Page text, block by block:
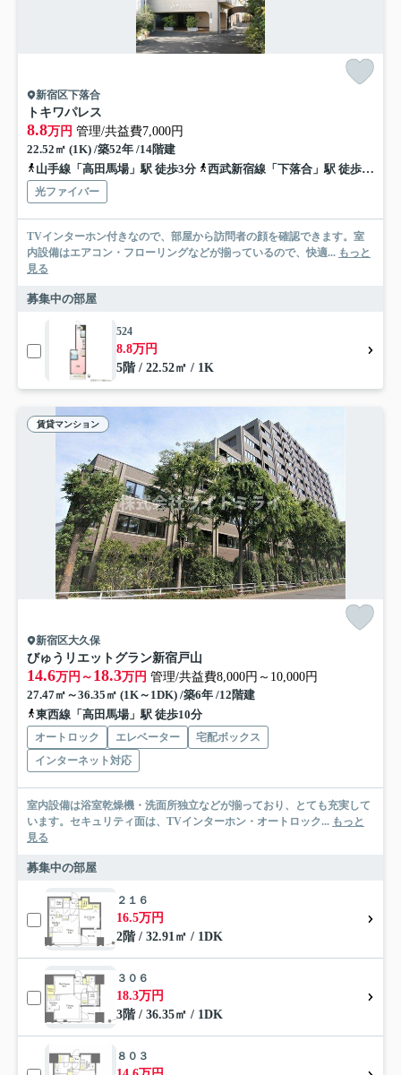
新宿区下落合
トキワパレス
8.8万円 管理/共益費7,000円
22.52㎡ (1K) /築52年 /14階建
山手線「高田馬場」駅 徒歩3分
西武新宿線「下落合」駅 徒歩11分
光ファイバー
TVインターホン付きなので、部屋から訪問者の顔を確認できます。室
内設備はエアコン・フローリングなどが揃っているので、快適... もっと
見る
募集中の部屋
524
8.8万円
5階 / 22.52㎡ / 1K
賃貸マンション
新宿区大久保
びゅうリエットグラン新宿戸山
14.6万円～ 18.3万円 管理/共益費8,000円～10,000円
27.47㎡～36.35㎡ (1K～1DK) /築6年 /12階建
東西線「高田馬場」駅 徒歩10分
オートロック エレベーター
宅配ボックス
インターネット対応
室内設備は浴室乾燥機・洗面所独立などが揃っており、とても充実して
います。セキュリティ面は、TVインターホン・オートロック... もっと
見る
募集中の部屋
２１６
16.5万円
2階 / 32.91㎡ / 1DK
３０６
18.3万円
3階 / 36.35㎡ / 1DK
８０３